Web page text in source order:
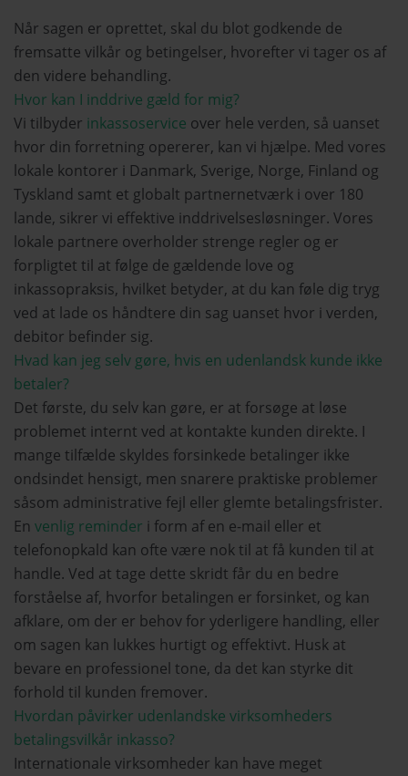
Når sagen er oprettet, skal du blot godkende de
fremsatte vilkår og betingelser, hvorefter vi tager os af
den videre behandling.
Hvor kan I inddrive gæld for mig?
Vi tilbyder inkassoservice over hele verden, så uanset
hvor din forretning opererer, kan vi hjælpe. Med vores
lokale kontorer i Danmark, Sverige, Norge, Finland og
Tyskland samt et globalt partnernetværk i over 180
lande, sikrer vi effektive inddrivelsesløsninger. Vores
lokale partnere overholder strenge regler og er
forpligtet til at følge de gældende love og
inkassopraksis, hvilket betyder, at du kan føle dig tryg
ved at lade os håndtere din sag uanset hvor i verden,
debitor befinder sig.
Hvad kan jeg selv gøre, hvis en udenlandsk kunde ikke
betaler?
Det første, du selv kan gøre, er at forsøge at løse
problemet internt ved at kontakte kunden direkte. I
mange tilfælde skyldes forsinkede betalinger ikke
ondsindet hensigt, men snarere praktiske problemer
såsom administrative fejl eller glemte betalingsfrister.
En venlig reminder i form af en e-mail eller et
telefonopkald kan ofte være nok til at få kunden til at
handle. Ved at tage dette skridt får du en bedre
forståelse af, hvorfor betalingen er forsinket, og kan
afklare, om der er behov for yderligere handling, eller
om sagen kan lukkes hurtigt og effektivt. Husk at
bevare en professionel tone, da det kan styrke dit
forhold til kunden fremover.
Hvordan påvirker udenlandske virksomheders
betalingsvilkår inkasso?
Internationale virksomheder kan have meget